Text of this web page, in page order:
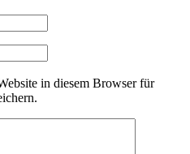
in diesem Browser für